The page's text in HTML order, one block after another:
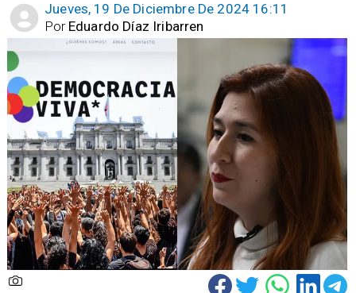
Jueves, 19 De Diciembre De 2024 16:11
Eduardo Díaz Iribarren
Por